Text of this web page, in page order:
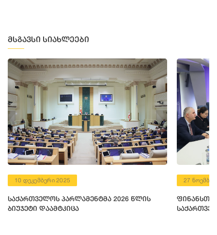
მსგავსი სიახლეები
10 დეკემბერი 2025
საქართველოს პარლამენტმა 2026 წლის
ბიუჯეტი დაამტკიცა
27
ფინანსთა